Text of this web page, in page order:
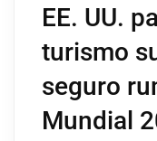
EE. UU.
turismo
seguro
Mundial